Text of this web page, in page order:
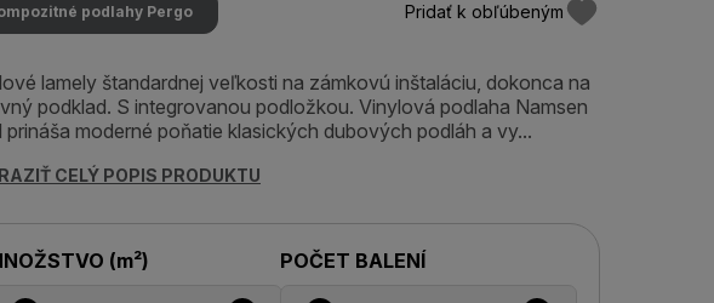
podlahy Pergo Pridať k obľúbeným
lamely štandardnej veľkosti na zámkovú inštaláciu, dokonca na
podklad. S integrovanou podložkou. Vinylová podlaha Namsen
prináša moderné poňatie klasických dubových podláh a vy...
CELÝ POPIS PRODUKTU
(m²) POČET BALENÍ